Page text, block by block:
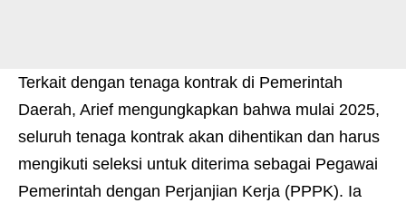
Terkait dengan tenaga kontrak di Pemerintah
Daerah, Arief mengungkapkan bahwa mulai 2025,
seluruh tenaga kontrak akan dihentikan dan harus
mengikuti seleksi untuk diterima sebagai Pegawai
Pemerintah dengan Perjanjian Kerja (PPPK). Ia